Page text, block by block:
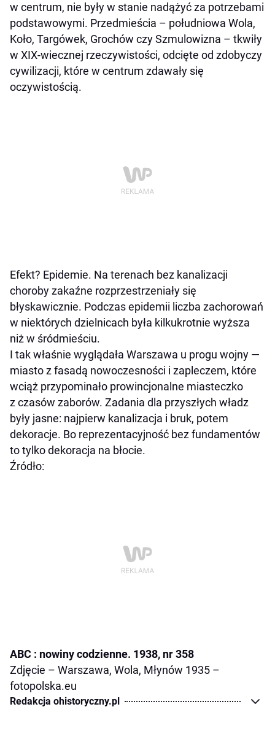
w centrum, nie były w stanie nadążyć za potrzebami
podstawowymi. Przedmieścia – południowa Wola,
Koło, Targówek, Grochów czy Szmulowizna – tkwiły
w XIX-wiecznej rzeczywistości, odcięte od zdobyczy
cywilizacji, które w centrum zdawały się
oczywistością.
Efekt? Epidemie. Na terenach bez kanalizacji
choroby zakaźne rozprzestrzeniały się
błyskawicznie. Podczas epidemii liczba zachorowań
w niektórych dzielnicach była kilkukrotnie wyższa
niż w śródmieściu.
I tak właśnie wyglądała Warszawa u progu wojny —
miasto z fasadą nowoczesności i zapleczem, które
wciąż przypominało prowincjonalne miasteczko
z czasów zaborów. Zadania dla przyszłych władz
były jasne: najpierw kanalizacja i bruk, potem
dekoracje. Bo reprezentacyjność bez fundamentów
to tylko dekoracja na błocie.
Źródło:
ABC : nowiny codzienne. 1938, nr 358
Zdjęcie – Warszawa, Wola, Młynów 1935 –
fotopolska.eu
Redakcja ohistoryczny.pl